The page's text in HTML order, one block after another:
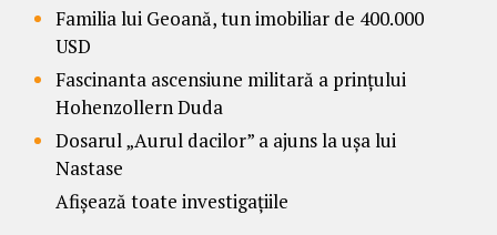
Familia lui Geoană, tun imobiliar de 400.000
USD
Fascinanta ascensiune militară a prințului
Hohenzollern Duda
Dosarul „Aurul dacilor” a ajuns la ușa lui
Nastase
Afișează toate investigațiile